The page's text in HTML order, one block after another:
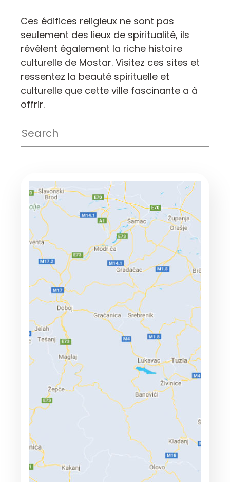
Ces édifices religieux ne sont pas
seulement des lieux de spiritualité, ils
révèlent également la riche histoire
culturelle de Mostar. Visitez ces sites et
ressentez la beauté spirituelle et
culturelle que cette ville fascinante a à
offrir.